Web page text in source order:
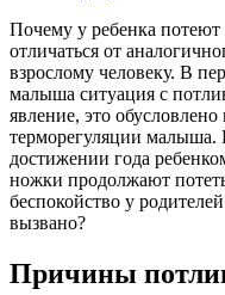
Почему у ребенка
отличаться от
взрослому человеку. В
малыша ситуация с
явление, это
терморегуляции малыша.
достижении года
ножки продолжают
беспокойство у
вызвано?
Причины